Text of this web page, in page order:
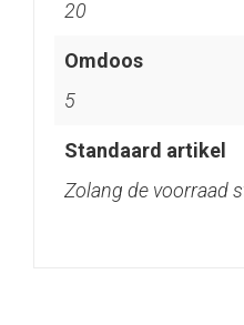
20
Omdoos
5
Standaard artikel
Zolang de voorraad